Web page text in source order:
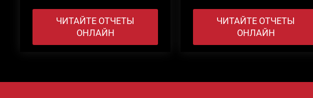
ЧИТАЙТЕ ОТЧЕТЫ
ОНЛАЙН
ЧИТАЙТЕ ОТЧЕТЫ
ОНЛАЙН